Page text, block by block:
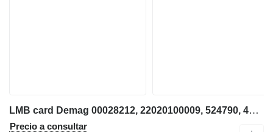
LMB card Demag 00028212, 22020100009, 524790, 42067712 Demag para Demag AC100, AC120, AC300, AC395, AC500, AC2800 grúa móvil
Precio a consultar